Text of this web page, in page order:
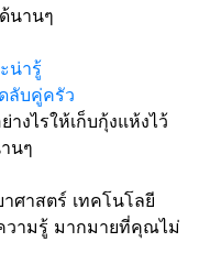
นานๆ
น่ารู้
ลับคู่ครัว
างไรให้เก็บกุ้งแห้งไว้
นๆ
ศาสตร์ เทคโนโลยี
ามรู้ มากมายที่คุณไม่